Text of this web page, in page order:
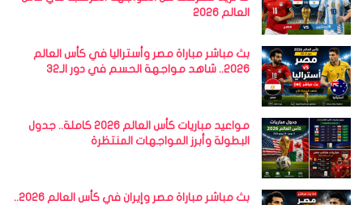
العالم 2026
بث مباشر مباراة مصر وأستراليا في كأس العالم
2026.. شاهد مواجهة الحسم في دور الـ32
مواعيد مباريات كأس العالم 2026 كاملة.. جدول
البطولة وأبرز المواجهات المنتظرة
بث مباشر مباراة مصر وإيران في كأس العالم 2026..